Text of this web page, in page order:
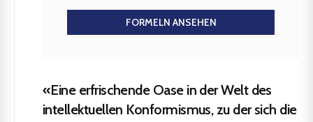
FORMELN ANSEHEN
«Eine erfrischende Oase in der Welt des
intellektuellen Konformismus, zu der sich die